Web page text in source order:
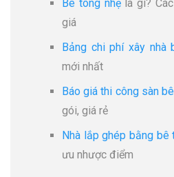
Bê tông nhẹlà gì?
giá
Bảng chi phí xây nhà
mới nhất
Báo giá thi công sàn
gói, giá rẻ
Nhà lắp ghép bằng bê
ưu nhược điểm